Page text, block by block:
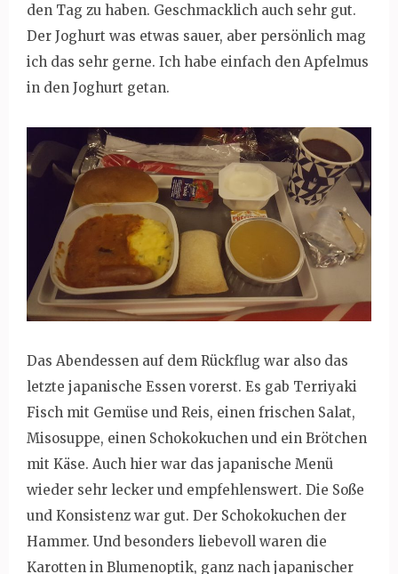
den Tag zu haben. Geschmacklich auch sehr gut.
Der Joghurt was etwas sauer, aber persönlich mag
ich das sehr gerne. Ich habe einfach den Apfelmus
in den Joghurt getan.
Das Abendessen auf dem Rückflug war also das
letzte japanische Essen vorerst. Es gab Terriyaki
Fisch mit Gemüse und Reis, einen frischen Salat,
Misosuppe, einen Schokokuchen und ein Brötchen
mit Käse. Auch hier war das japanische Menü
wieder sehr lecker und empfehlenswert. Die Soße
und Konsistenz war gut. Der Schokokuchen der
Hammer. Und besonders liebevoll waren die
Karotten in Blumenoptik, ganz nach japanischer